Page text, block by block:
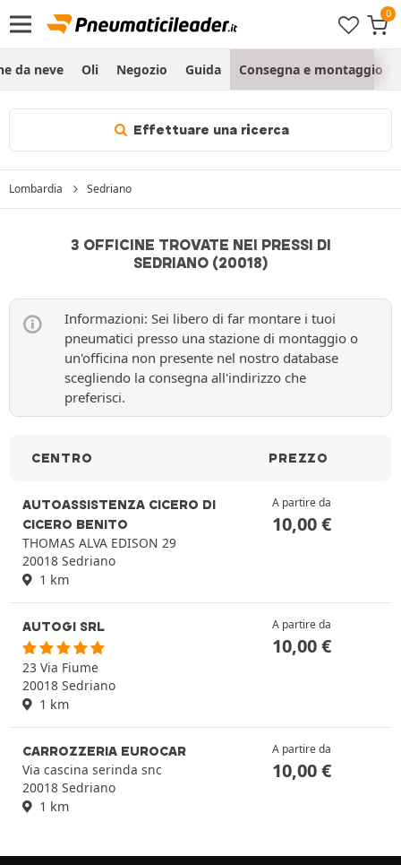
da neve Oli Negozio Guida Consegna e montaggio
Effettuare una ricerca
Lombardia Sedriano
3 OFFICINE TROVATE NEI PRESSI DI
SEDRIANO (20018)
Informazioni: Sei libero di far montare i tuoi
pneumatici presso una stazione di montaggio o
un'officina non presente nel nostro database
scegliendo la consegna all'indirizzo che
preferisci.
CENTRO PREZZO
AUTOASSISTENZA CICERO DI
CICERO BENITO
THOMAS ALVA EDISON 29
20018 Sedriano
1 km
A partire da
10,00€
AUTOGI SRL
23 Via Fiume
20018 Sedriano
1 km
A partire da
10,00€
CARROZZERIA EUROCAR
Via cascina serinda snc
20018 Sedriano
1 km
A partire da
10,00€